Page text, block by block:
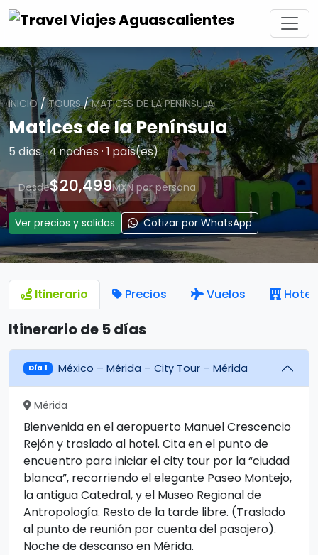
INICIO/TOURS/MATICES DE LA PENÍNSULA
Matices de la Península
5 días · 4 noches · 1 país(es)
Desde$20,499MXN por persona
Ver precios y salidas Cotizar por WhatsApp
Itinerario Precios Vuelos
Itinerario de 5 días
Día 1 México – Mérida – City Tour – Mérida
Mérida
Bienvenida en el aeropuerto Manuel Crescencio
Rejón y traslado al hotel. Cita en el punto de
encuentro para iniciar el city tour por la “ciudad
blanca”, recorriendo el elegante Paseo Montejo,
la antigua Catedral, y el Museo Regional de
Antropología. Resto de la tarde libre. (Traslado
al punto de reunión por cuenta del pasajero).
Noche de descanso en Mérida.